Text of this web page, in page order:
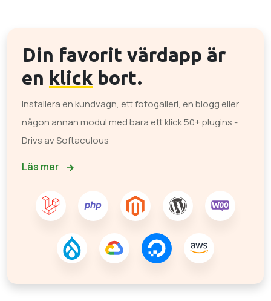
Din favorit värdapp är
en klick bort.
Installera en kundvagn, ett fotogalleri, en blogg eller
någon annan modul med bara ett klick 50+ plugins -
Drivs av Softaculous
Läs mer